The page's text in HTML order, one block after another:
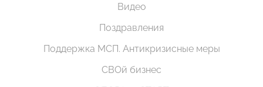
Видео
Поздравления
Поддержка МСП. Антикризисные меры
СВОй бизнес